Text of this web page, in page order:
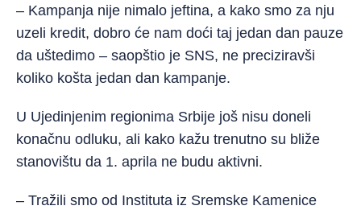
– Kampanja nije nimalo jeftina, a kako smo za nju
uzeli kredit, dobro će nam doći taj jedan dan pauze
da uštedimo – saopštio je SNS, ne preciziravši
koliko košta jedan dan kampanje.
U Ujedinjenim regionima Srbije još nisu doneli
konačnu odluku, ali kako kažu trenutno su bliže
stanovištu da 1. aprila ne budu aktivni.
– Tražili smo od Instituta iz Sremske Kamenice